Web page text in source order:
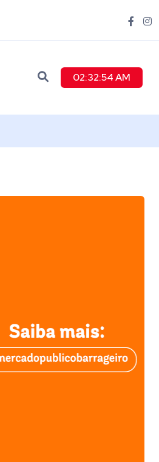
02:32:55 AM